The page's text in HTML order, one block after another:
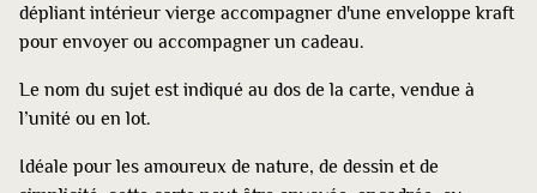
dépliant intérieur vierge accompagner d'une enveloppe kraft
pour envoyer ou accompagner un cadeau.
Le nom du sujet est indiqué au dos de la carte, vendue à
l’unité ou en lot.
Idéale pour les amoureux de nature, de dessin et de